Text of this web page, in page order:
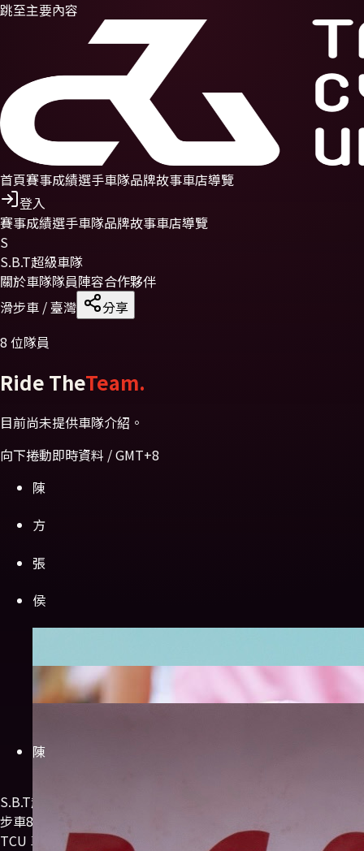
跳至主要內容
首頁賽事成績選手車隊品牌故事車店導覽
登入
賽事成績選手車隊品牌故事車店導覽
S
S.B.T超級車隊
關於車隊隊員陣容合作夥伴
滑步車 / 臺灣
分享
8 位隊員
Ride TheTeam.
目前尚未提供車隊介紹。
向下捲動即時資料 / GMT+8
陳
方
張
侯
陳
S.B.T超級車隊
步車8 位隊員
TCU 車隊
公路賽